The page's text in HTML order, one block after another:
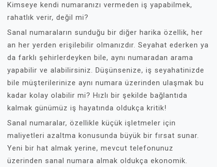
Kimseye kendi numaranızı vermeden iş yapabilmek,
rahatlık verir, değil mi?
Sanal numaraların sunduğu bir diğer harika özellik, her
an her yerden erişilebilir olmanızdır. Seyahat ederken ya
da farklı şehirlerdeyken bile, aynı numaradan arama
yapabilir ve alabilirsiniz. Düşünsenize, iş seyahatinizde
bile müşterilerinize aynı numara üzerinden ulaşmak bu
kadar kolay olabilir mi? Hızlı bir şekilde bağlantıda
kalmak günümüz iş hayatında oldukça kritik!
Sanal numaralar, özellikle küçük işletmeler için
maliyetleri azaltma konusunda büyük bir fırsat sunar.
Yeni bir hat almak yerine, mevcut telefonunuz
üzerinden sanal numara almak oldukça ekonomik.